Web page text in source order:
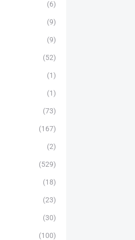
(6)
(9)
(9)
(52)
(1)
(1)
(73)
(167)
(2)
(529)
(18)
(23)
(30)
(100)